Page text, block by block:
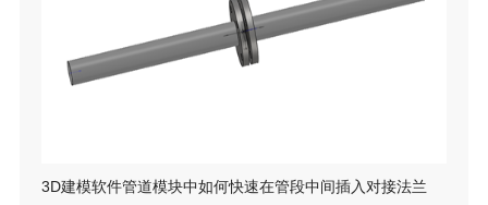
3D建模软件管道模块中如何快速在管段中间插入对接法兰